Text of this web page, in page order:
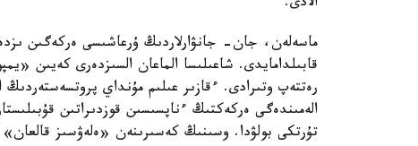
الادى.
ماسەلەن، جان- جانۋارلاردىڭ ۇرعاشىسى ەركەگىن
قابىلدامايدى. شاعىلىسا الماعان السىزدەرى كەيىن
رەتتەپ وتىرادى. ءقازىر عىلىم مۇنداي پروتسەستەردىڭ
الەمىندەگى ەركەكتىڭ ءناپسىسىن قوزدىراتىن
تۇرتكى بولۋدا. وسىنىڭ كەسىرىنەن «ەلەۋسىز